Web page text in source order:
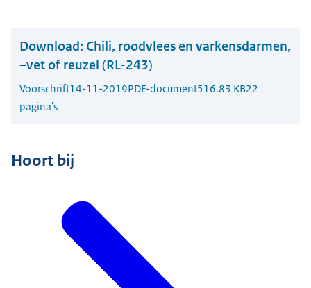
Download: Chili, roodvlees en varkensdarmen,
–vet of reuzel (RL-243)
Voorschrift14-11-2019PDF-document516.83 KB22
pagina's
Hoort bij